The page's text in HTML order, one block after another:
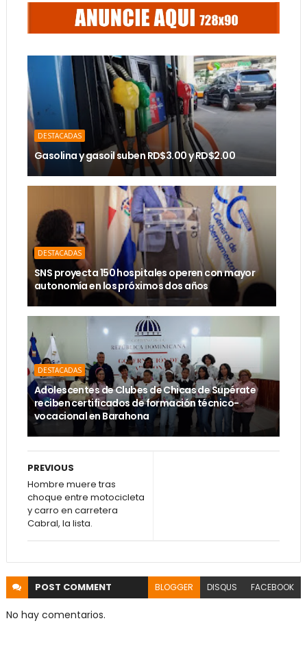
DESTACADAS
Gasolina y gasoil suben RD$3.00 y RD$2.00
DESTACADAS
SNS proyecta 150 hospitales operen con mayor
autonomía en los próximos dos años
DESTACADAS
Adolescentes de Clubes de Chicas de Supérate
reciben certificados de formación técnico-
vocacional en Barahona
PREVIOUS
Hombre muere tras
choque entre motocicleta
y carro en carretera
Cabral, la lista.
POST COMMENT BLOGGER DISQUS FACEBOOK
No hay comentarios.